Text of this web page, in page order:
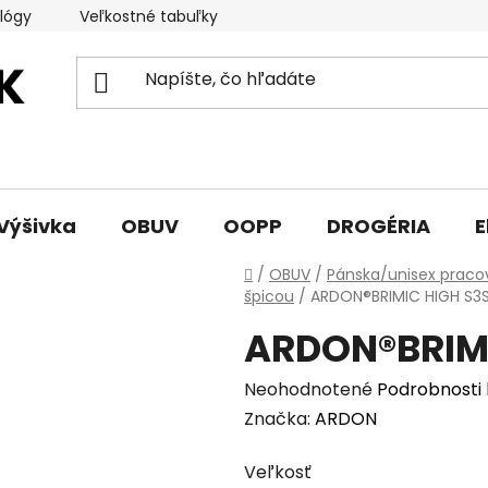
Veľkostné tabuľky
OBUV OOPP DROGÉRIA
Domov
/ OBUV / Pánska/unisex
špicou / ARDON®BRIMIC HIGH
Priemerné
hodnotenie
je
Neohodnotené
Značka: ARDON
Veľkosť